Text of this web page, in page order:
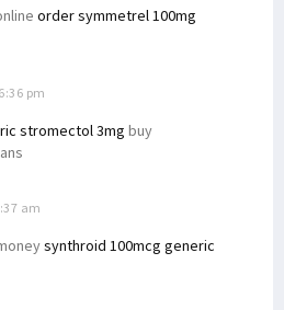
order symmetrel 100mg
pm
stromectol 3mg buy
am
synthroid 100mcg generic